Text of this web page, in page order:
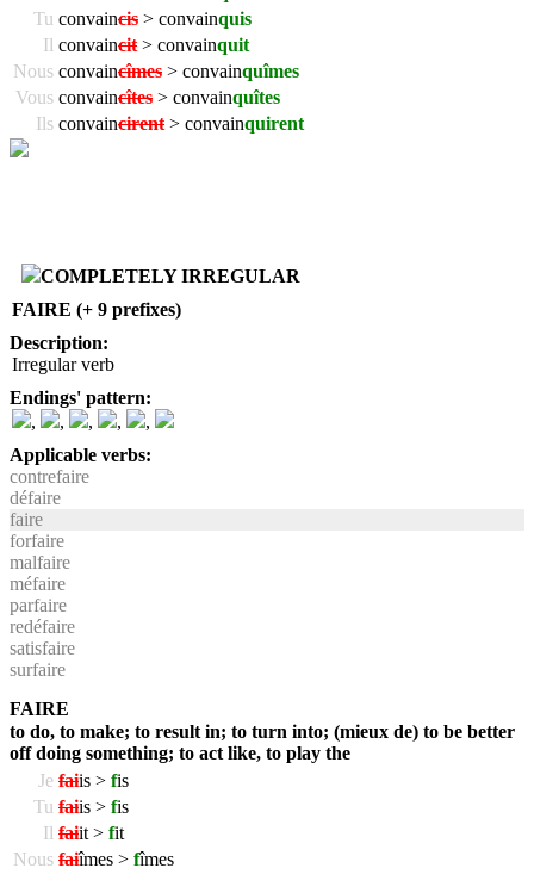
Tu convaincis > convainquis
Il convaincit > convainquit
Nous convaincîmes > convainquîmes
Vous convaincîtes > convainquîtes
Ils convaincirent > convainquirent
COMPLETELY IRREGULAR
FAIRE (+ 9 prefixes)
Description:
Irregular verb
Endings' pattern:
,
, , ,
,
Applicable verbs:
contrefaire
défaire
faire
forfaire
malfaire
méfaire
parfaire
redéfaire
satisfaire
surfaire
FAIRE
to do, to make; to result in; to turn into; (mieux de) to be better
off doing something; to act like, to play the
Je faiis > fis
Tu faiis > fis
Il faiit > fit
Nous faiîmes > fîmes